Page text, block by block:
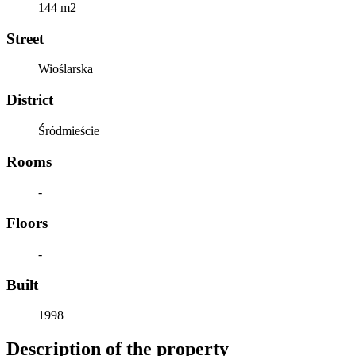
144 m2
Street
Wioślarska
District
Śródmieście
Rooms
-
Floors
-
Built
1998
Description of the property